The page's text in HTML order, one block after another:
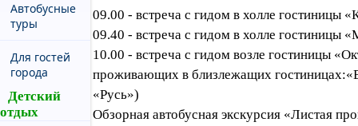
Автобусные
туры
Для гостей
города
Детский
отдых
09.00 - встреча с гидом в холле гостиницы
09.40 - встреча с гидом в холле гостиницы
10.00 - встреча с гидом возле гостиницы
проживающих в близлежащих
«Русь»)
Обзорная автобусная экскурсия «Листая